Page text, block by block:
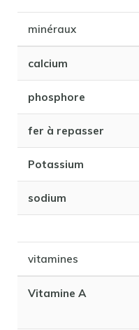
minéraux
calcium
phosphore
fer à repasser
Potassium
sodium
vitamines
Vitamine A